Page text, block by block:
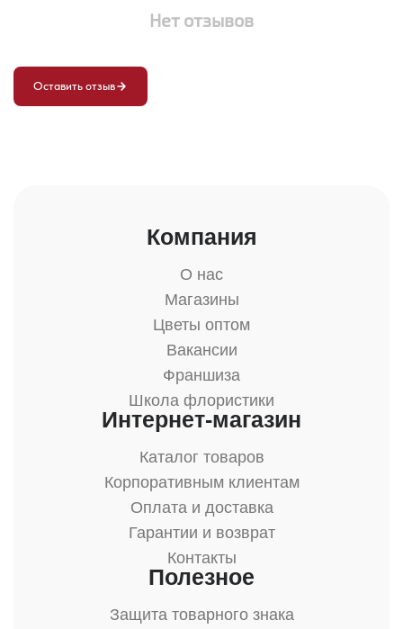
Нет отзывов
Оставить отзыв
Компания
О нас
Магазины
Цветы оптом
Вакансии
Франшиза
Школа флористики
Интернет-магазин
Каталог товаров
Корпоративным клиентам
Оплата и доставка
Гарантии и возврат
Контакты
Полезное
Защита товарного знака